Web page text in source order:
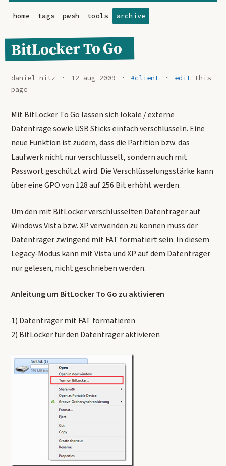
home tags pwsh tools archive
BitLocker To Go
daniel nitz 12 aug 2009 #client edit this
page
Mit BitLocker To Go lassen sich lokale / externe
Datenträge sowie USB Sticks einfach verschlüsseln. Eine
neue Funktion ist zudem, dass die Partition bzw. das
Laufwerk nicht nur verschlüsselt, sondern auch mit
Passwort geschützt wird. Die Verschlüsselungsstärke kann
über eine GPO von 128 auf 256 Bit erhöht werden.
Um den mit BitLocker verschlüsselten Datenträger auf
Windows Vista bzw. XP verwenden zu können muss der
Datenträger zwingend mit FAT formatiert sein. In diesem
Legacy-Modus kann mit Vista und XP auf dem Datenträger
nur gelesen, nicht geschrieben werden.
Anleitung um BitLocker To Go zu aktivieren
1) Datenträger mit FAT formatieren
2) BitLocker für den Datenträger aktivieren